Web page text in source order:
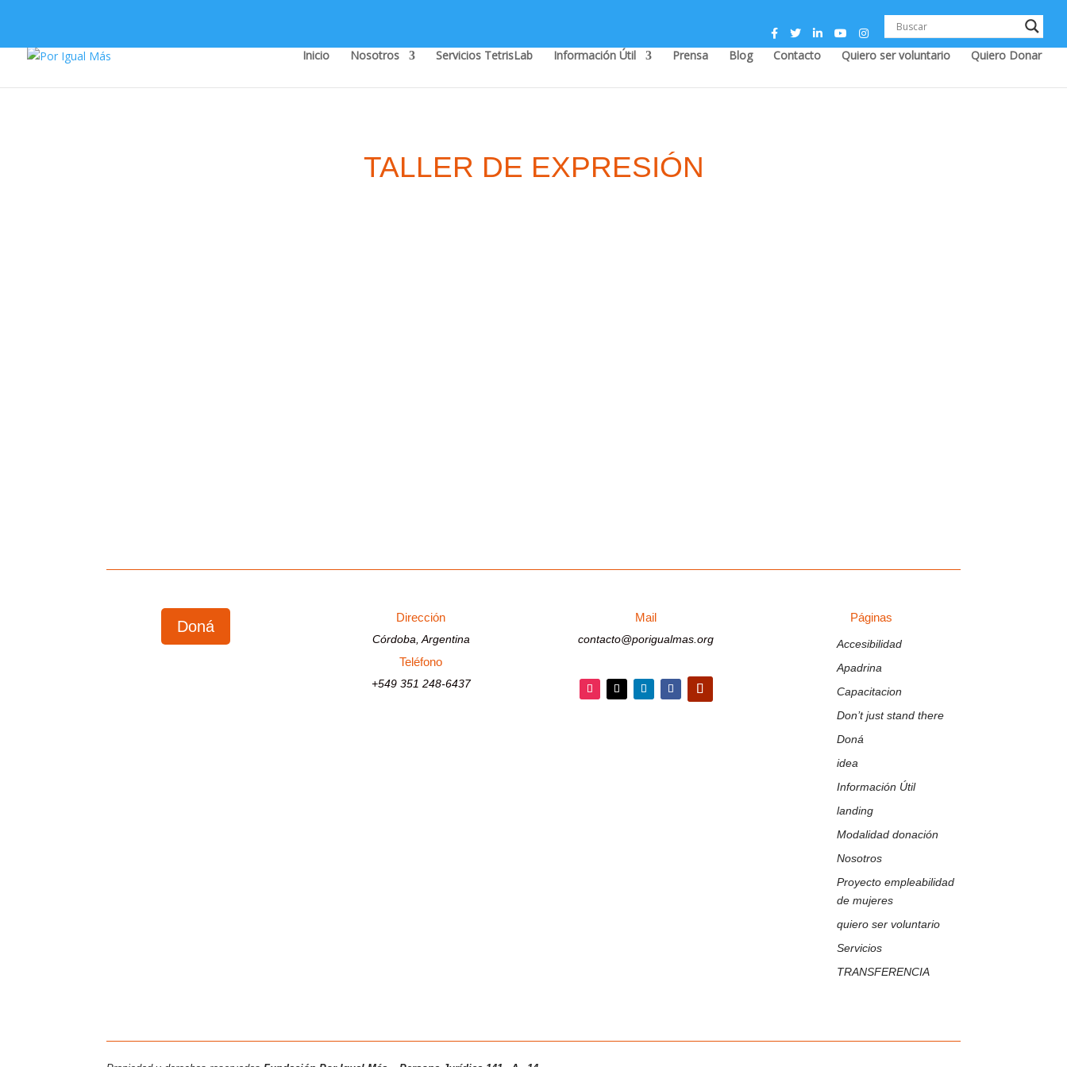
Inicio Nosotros Servicios TetrisLab Información Útil Prensa Blog Contacto Quiero ser voluntario Quiero Donar
TALLER DE EXPRESIÓN
Doná
Dirección
Córdoba, Argentina
Teléfono
+549 351 248-6437
Mail
contacto@porigualmas.org
Seguir
Páginas
Accesibilidad
Apadrina
Capacitacion
Don’t just stand there
Doná
idea
Información Útil
landing
Modalidad donación
Nosotros
Proyecto empleabilidad
de mujeres
quiero ser voluntario
Servicios
TRANSFERENCIA